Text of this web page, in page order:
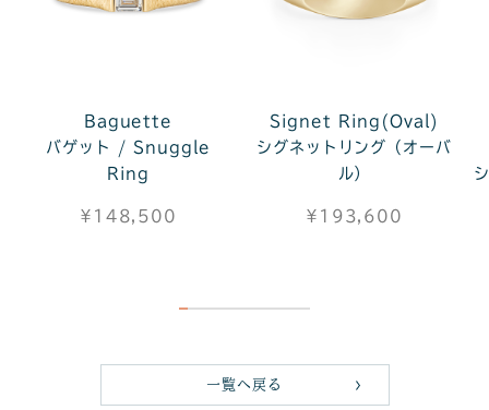
Baguette
バゲット / Snuggle
Ring
¥148,500
Signet Ring(Oval)
シグネットリング（オーバ
ル）
¥193,600
一覧へ戻る